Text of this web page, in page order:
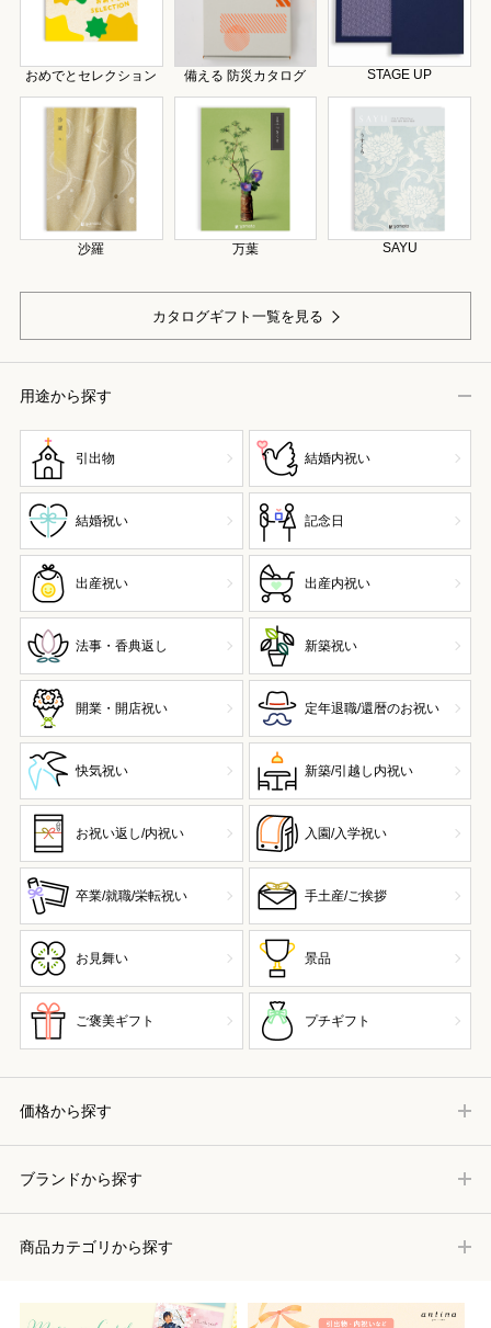
おめでとセレクション 備える 防災カタログ STAGE UP
沙羅 万葉 SAYU
カタログギフト一覧を見る
用途から探す
引出物 結婚内祝い
結婚祝い 記念日
出産祝い 出産内祝い
法事・香典返し 新築祝い
開業・開店祝い 定年退職/還暦のお祝い
快気祝い 新築/引越し内祝い
お祝い返し/内祝い 入園/入学祝い
卒業/就職/栄転祝い 手土産/ご挨拶
お見舞い 景品
ご褒美ギフト プチギフト
価格から探す
ブランドから探す
商品カテゴリから探す